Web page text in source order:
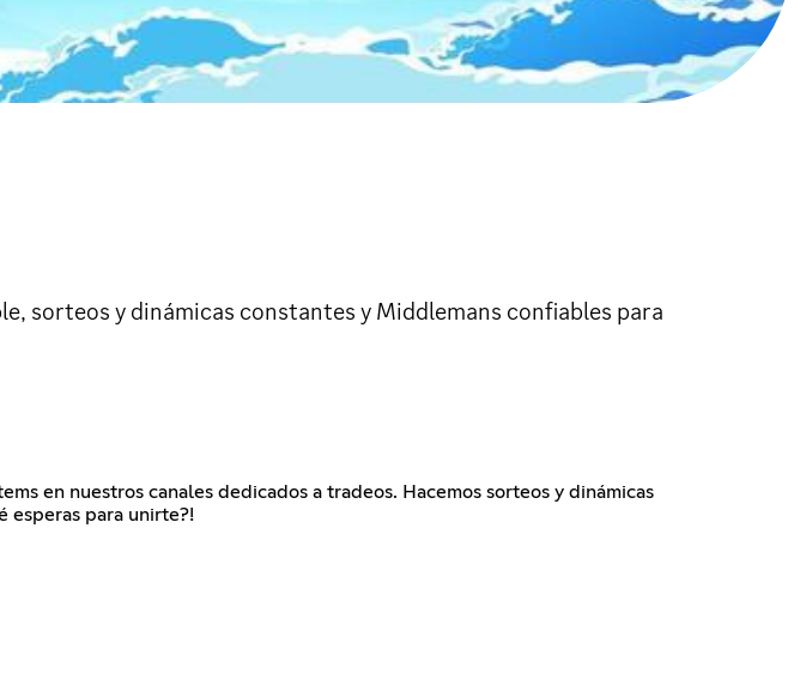
sorteos y dinámicas constantes y Middlemans confiables para
en nuestros canales dedicados a tradeos. Hacemos sorteos y dinámicas
esperas para unirte?!